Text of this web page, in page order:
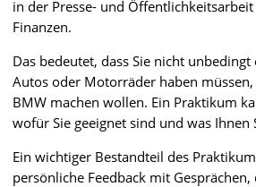
in der Presse- und
Finanzen.
Das bedeutet, dass Sie nicht
Autos oder Motorräder haben
BMW machen wollen. Ein Praktikum
wofür Sie geeignet sind und was Ihnen
Ein wichtiger Bestandteil des
persönliche Feedback mit Gesprächen,